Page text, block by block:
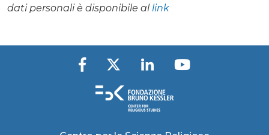
dati personali è disponibile allink